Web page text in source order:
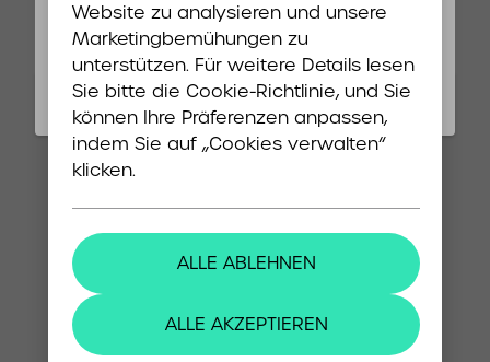
Something went wrong. Please try
refreshing the app
Refresh
Website zu analysieren und unsere
Marketingbemühungen zu
unterstützen. Für weitere Details lesen
Sie bitte die Cookie-Richtlinie, und Sie
können Ihre Präferenzen anpassen,
indem Sie auf „Cookies verwalten“
klicken.
ALLE ABLEHNEN
ALLE AKZEPTIEREN